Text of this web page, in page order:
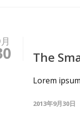
The
Lorem
2013年9月30日